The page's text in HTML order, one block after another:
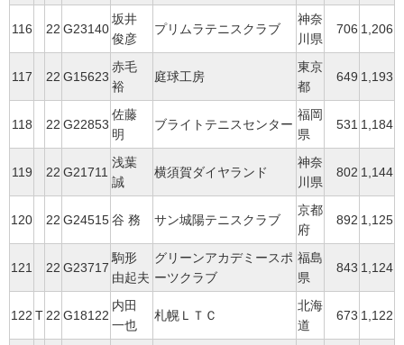
116 22 G23140
坂井
俊彦
プリムラテニスクラブ
神奈
川県
706 1,206
117 22 G15623
赤毛
裕
庭球工房
東京
都
649 1,193
118 22 G22853
佐藤
明
ブライトテニスセンター
福岡
県
531 1,184
119 22 G21711
浅葉
誠
横須賀ダイヤランド
神奈
川県
802 1,144
120 22 G24515谷 務 サン城陽テニスクラブ
京都
府
892 1,125
121 22 G23717
駒形
由起夫
グリーンアカデミースポ
ーツクラブ
福島
県
843 1,124
122 T 22 G18122
内田
一也
札幌ＬＴＣ
北海
道
673 1,122